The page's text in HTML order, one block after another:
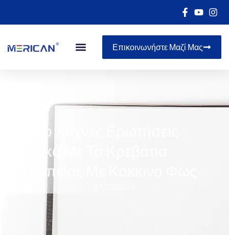
Επικοινωνήστε Μαζί Μας
Οι Πιο Συχνές Ερωτήσεις
Σχετικά Με Τα Κρεβάτια
Θεραπείας Με Κόκκινο Φως